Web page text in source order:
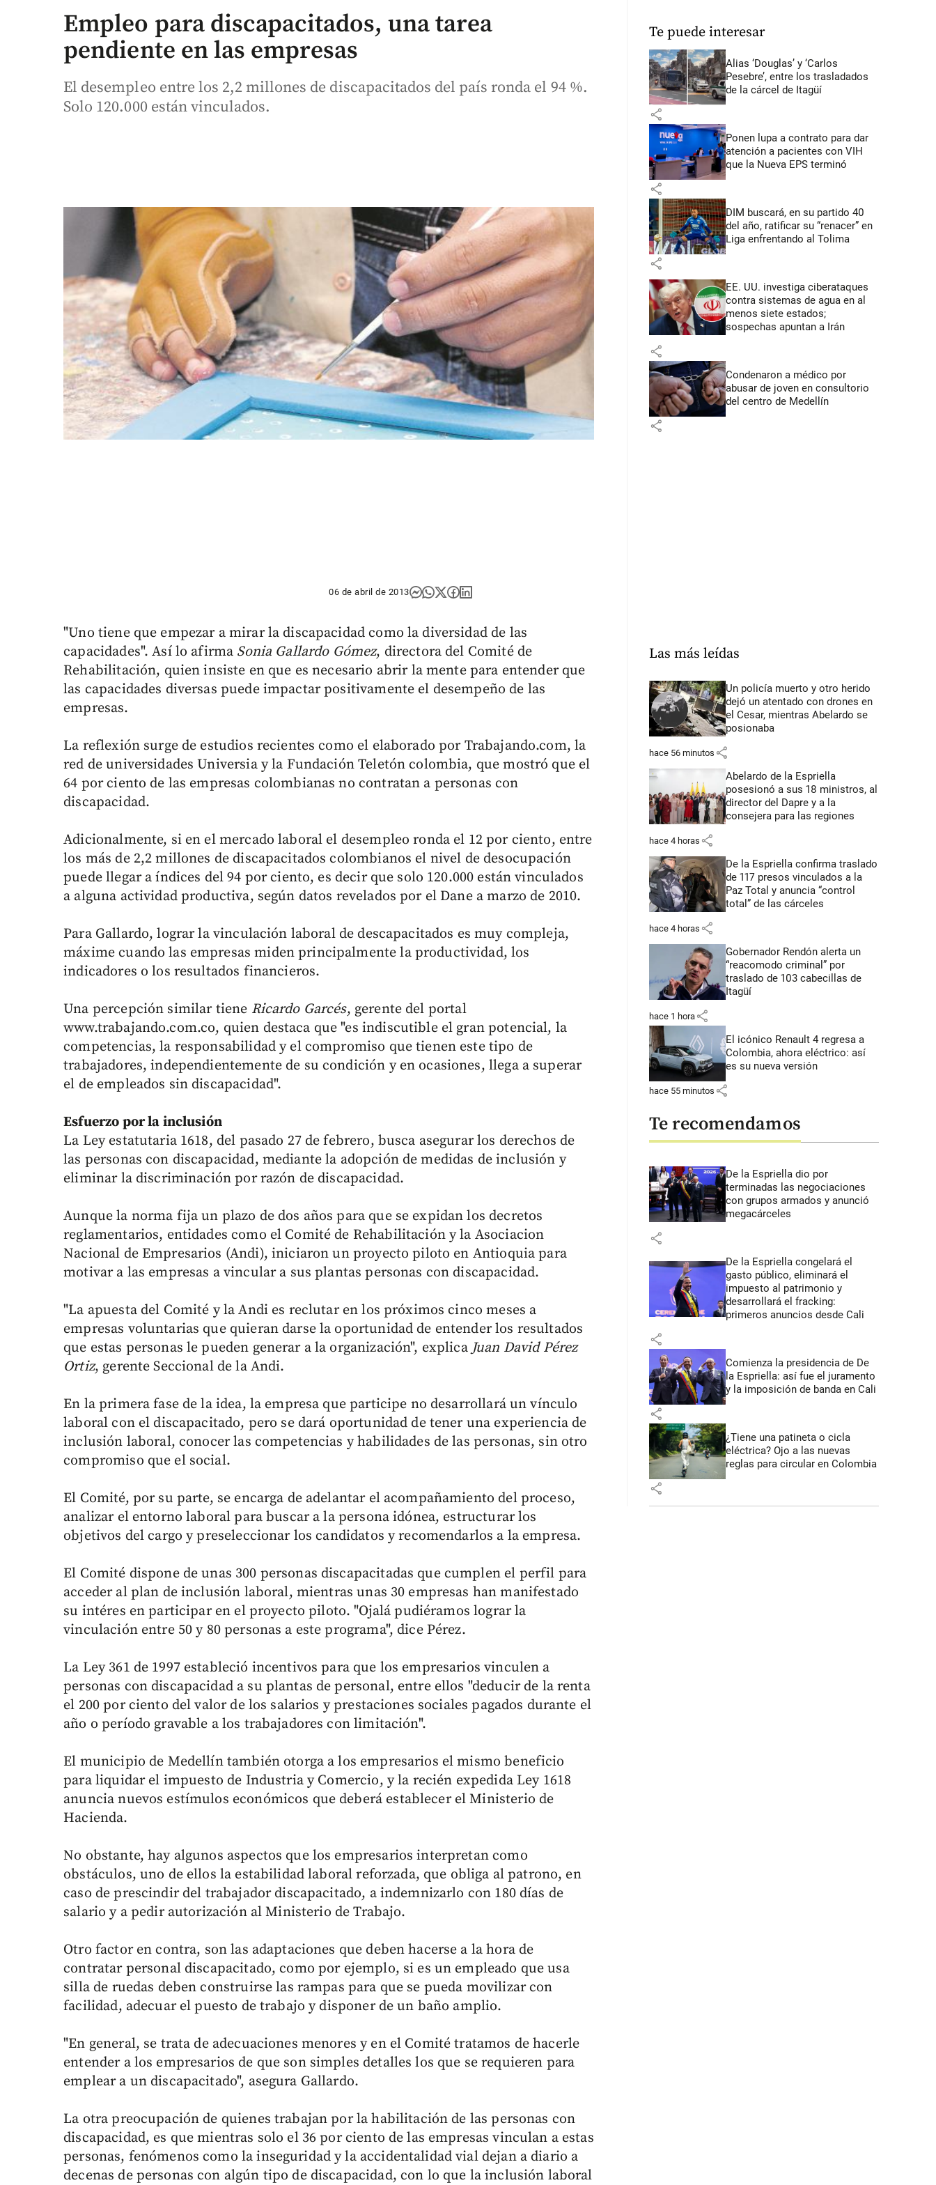
Empleo para discapacitados, una tarea
pendiente en las empresas
El desempleo entre los 2,2 millones de discapacitados del país ronda el 94 %.
Solo 120.000 están vinculados.
06 de abril de 2013
"Uno tiene que empezar a mirar la discapacidad como la diversidad de las
capacidades". Así lo afirma Sonia Gallardo Gómez, directora del Comité de
Rehabilitación, quien insiste en que es necesario abrir la mente para entender que
las capacidades diversas puede impactar positivamente el desempeño de las
empresas.
La reflexión surge de estudios recientes como el elaborado por Trabajando.com, la
red de universidades Universia y la Fundación Teletón colombia, que mostró que el
64 por ciento de las empresas colombianas no contratan a personas con
discapacidad.
Adicionalmente, si en el mercado laboral el desempleo ronda el 12 por ciento, entre
los más de 2,2 millones de discapacitados colombianos el nivel de desocupación
puede llegar a índices del 94 por ciento, es decir que solo 120.000 están vinculados
a alguna actividad productiva, según datos revelados por el Dane a marzo de 2010.
Para Gallardo, lograr la vinculación laboral de descapacitados es muy compleja,
máxime cuando las empresas miden principalmente la productividad, los
indicadores o los resultados financieros.
Una percepción similar tiene Ricardo Garcés, gerente del portal
www.trabajando.com.co, quien destaca que "es indiscutible el gran potencial, la
competencias, la responsabilidad y el compromiso que tienen este tipo de
trabajadores, independientemente de su condición y en ocasiones, llega a superar
el de empleados sin discapacidad".
Esfuerzo por la inclusión
La Ley estatutaria 1618, del pasado 27 de febrero, busca asegurar los derechos de
las personas con discapacidad, mediante la adopción de medidas de inclusión y
eliminar la discriminación por razón de discapacidad.
Aunque la norma fija un plazo de dos años para que se expidan los decretos
reglamentarios, entidades como el Comité de Rehabilitación y la Asociacion
Nacional de Empresarios (Andi), iniciaron un proyecto piloto en Antioquia para
motivar a las empresas a vincular a sus plantas personas con discapacidad.
"La apuesta del Comité y la Andi es reclutar en los próximos cinco meses a
empresas voluntarias que quieran darse la oportunidad de entender los resultados
que estas personas le pueden generar a la organización", explicaJuan David Pérez
Ortiz, gerente Seccional de la Andi.
En la primera fase de la idea, la empresa que participe no desarrollará un vínculo
laboral con el discapacitado, pero se dará oportunidad de tener una experiencia de
inclusión laboral, conocer las competencias y habilidades de las personas, sin otro
compromiso que el social.
El Comité, por su parte, se encarga de adelantar el acompañamiento del proceso,
analizar el entorno laboral para buscar a la persona idónea, estructurar los
objetivos del cargo y preseleccionar los candidatos y recomendarlos a la empresa.
El Comité dispone de unas 300 personas discapacitadas que cumplen el perfil para
acceder al plan de inclusión laboral, mientras unas 30 empresas han manifestado
su intéres en participar en el proyecto piloto. "Ojalá pudiéramos lograr la
vinculación entre 50 y 80 personas a este programa", dice Pérez.
La Ley 361 de 1997 estableció incentivos para que los empresarios vinculen a
personas con discapacidad a su plantas de personal, entre ellos "deducir de la renta
el 200 por ciento del valor de los salarios y prestaciones sociales pagados durante el
año o período gravable a los trabajadores con limitación".
El municipio de Medellín también otorga a los empresarios el mismo beneficio
para liquidar el impuesto de Industria y Comercio, y la recién expedida Ley 1618
anuncia nuevos estímulos económicos que deberá establecer el Ministerio de
Hacienda.
No obstante, hay algunos aspectos que los empresarios interpretan como
obstáculos, uno de ellos la estabilidad laboral reforzada, que obliga al patrono, en
caso de prescindir del trabajador discapacitado, a indemnizarlo con 180 días de
salario y a pedir autorización al Ministerio de Trabajo.
Otro factor en contra, son las adaptaciones que deben hacerse a la hora de
contratar personal discapacitado, como por ejemplo, si es un empleado que usa
silla de ruedas deben construirse las rampas para que se pueda movilizar con
facilidad, adecuar el puesto de trabajo y disponer de un baño amplio.
"En general, se trata de adecuaciones menores y en el Comité tratamos de hacerle
entender a los empresarios de que son simples detalles los que se requieren para
emplear a un discapacitado", asegura Gallardo.
La otra preocupación de quienes trabajan por la habilitación de las personas con
discapacidad, es que mientras solo el 36 por ciento de las empresas vinculan a estas
personas, fenómenos como la inseguridad y la accidentalidad vial dejan a diario a
decenas de personas con algún tipo de discapacidad, con lo que la inclusión laboral
Te puede interesar
Alias ‘Douglas’ y ‘Carlos
Pesebre’, entre los trasladados
de la cárcel de Itagüí
share
Ponen lupa a contrato para dar
atención a pacientes con VIH
que la Nueva EPS terminó
share
DIM buscará, en su partido 40
del año, ratificar su “renacer” en
Liga enfrentando al Tolima
share
EE. UU. investiga ciberataques
contra sistemas de agua en al
menos siete estados;
sospechas apuntan a Irán
share
Condenaron a médico por
abusar de joven en consultorio
del centro de Medellín
share
Las más leídas
Un policía muerto y otro herido
dejó un atentado con drones en
el Cesar, mientras Abelardo se
posionaba
hace 56 minutos share
Abelardo de la Espriella
posesionó a sus 18 ministros, al
director del Dapre y a la
consejera para las regiones
hace 4 horas share
De la Espriella confirma traslado
de 117 presos vinculados a la
Paz Total y anuncia “control
total” de las cárceles
hace 4 horas share
Gobernador Rendón alerta un
“reacomodo criminal” por
traslado de 103 cabecillas de
Itagüí
hace 1 hora share
El icónico Renault 4 regresa a
Colombia, ahora eléctrico: así
es su nueva versión
hace 55 minutos share
Te recomendamos
De la Espriella dio por
terminadas las negociaciones
con grupos armados y anunció
megacárceles
share
De la Espriella congelará el
gasto público, eliminará el
impuesto al patrimonio y
desarrollará el fracking:
primeros anuncios desde Cali
share
Comienza la presidencia de De
la Espriella: así fue el juramento
y la imposición de banda en Cali
share
¿Tiene una patineta o cicla
eléctrica? Ojo a las nuevas
reglas para circular en Colombia
share